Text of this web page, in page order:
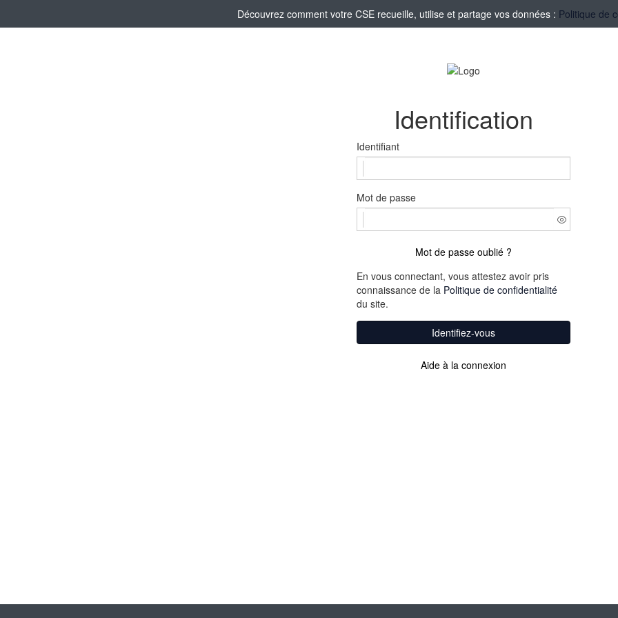
Découvrez comment votre CSE recueille, utilise et partage vos données : Politique de
Identification
Identifiant
Mot de passe
Mot de passe oublié ?
En vous connectant, vous attestez avoir pris
connaissance de la Politique de confidentialité
du site.
Identifiez-vous
Aide à la connexion